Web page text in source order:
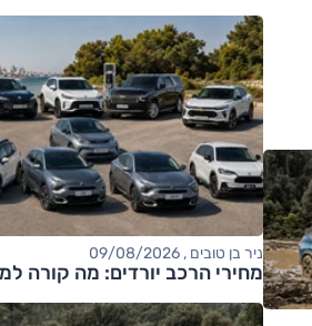
ניר בן טובים , 09/08/2026
מחירי הרכב יורדים: מה קורה